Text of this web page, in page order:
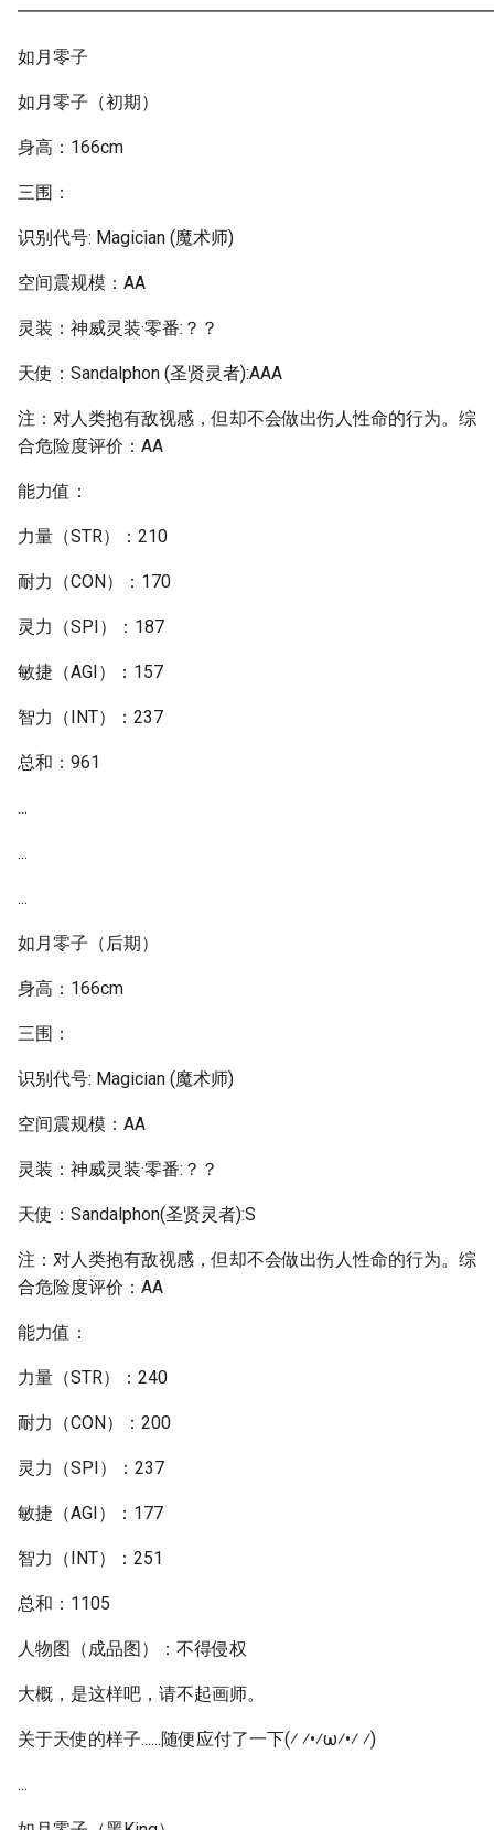
如月零子
如月零子（初期）
身高：166cm
三围：
识别代号: Magician (魔术师)
空间震规模：AA
灵装：神威灵装·零番:？？
天使：Sandalphon (圣贤灵者):AAA
注：对人类抱有敌视感，但却不会做出伤人性命的行为。综
合危险度评价：AA
能力值：
力量（STR）：210
耐力（CON）：170
灵力（SPI）：187
敏捷（AGI）：157
智力（INT）：237
总和：961
...
...
...
如月零子（后期）
身高：166cm
三围：
识别代号: Magician (魔术师)
空间震规模：AA
灵装：神威灵装·零番:？？
天使：Sandalphon(圣贤灵者):S
注：对人类抱有敌视感，但却不会做出伤人性命的行为。综
合危险度评价：AA
能力值：
力量（STR）：240
耐力（CON）：200
灵力（SPI）：237
敏捷（AGI）：177
智力（INT）：251
总和：1105
人物图（成品图）：不得侵权
大概，是这样吧，请不起画师。
关于天使的样子......随便应付了一下(⁄ ⁄•⁄ω⁄•⁄ ⁄)
...